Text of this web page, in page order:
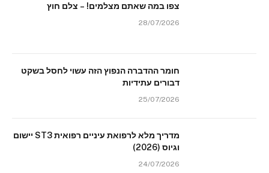
צפו במה שאתם מצלמים! – צלם חוץ
28/07/2026
חומר ההדברה הנפוץ הזה עשוי לחסל בשקט
דבורים עתידיות
25/07/2026
מדריך מלא לרפואת עיניים רפואית ST3 יישום
וגיוס (2026)
24/07/2026